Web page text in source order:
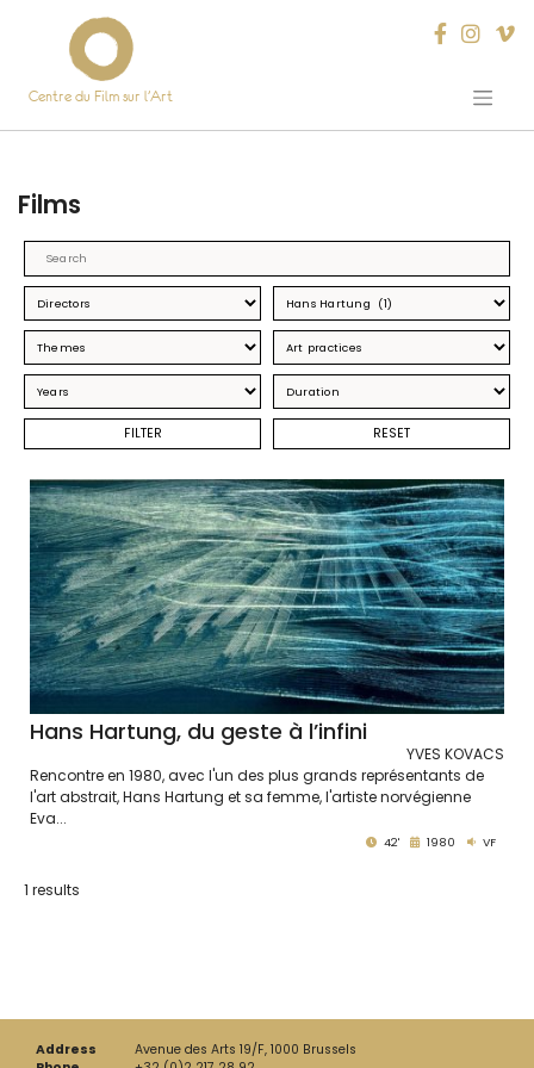
Centre du Film sur l’Art
Films
Hans Hartung, du geste à l’infini
YVES KOVACS
Rencontre en 1980, avec l'un des plus grands représentants de
l'art abstrait, Hans Hartung et sa femme, l'artiste norvégienne
Eva...
42' 1980 VF
1 results
Address
Avenue des Arts 19/F, 1000 Brussels